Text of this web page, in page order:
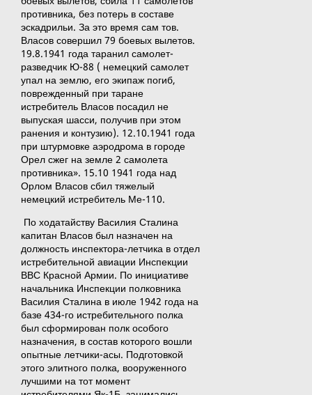
противника, без потерь в составе
эскадрильи. За это время сам тов.
Власов совершил 79 боевых вылетов.
19.8.1941 года таранил самолет-
разведчик Ю-88 ( немецкий самолет
упал на землю, его экипаж погиб,
поврежденный при таране
истребитель Власов посадил не
выпуская шасси, получив при этом
ранения и контузию). 12.10.1941 года
при штурмовке аэродрома в городе
Орел сжег на земле 2 самолета
противника». 15.10 1941 года над
Орлом Власов сбил тяжелый
немецкий истребитель Ме-110.
По ходатайству Василия Сталина
капитан Власов был назначен на
должность инспектора-летчика в отдел
истребительной авиации Инспекции
ВВС Красной Армии. По инициативе
начальника Инспекции полковника
Василия Сталина в июле 1942 года на
базе 434-го истребительного полка
был сформирован полк особого
назначения, в состав которого вошли
опытные летчики-асы. Подготовкой
этого элитного полка, вооруженного
лучшими на тот момент